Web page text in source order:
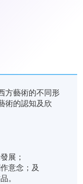
方藝術的不同形
術的認知及欣
展；
意念；及
。